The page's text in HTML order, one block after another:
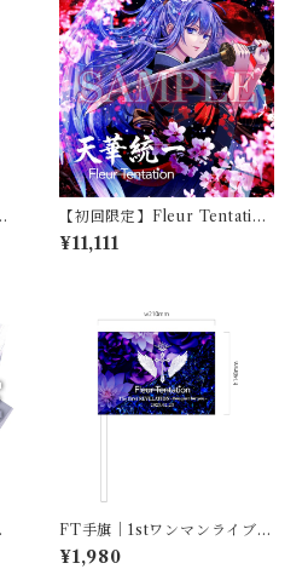
【初回限定】Fleur Tentation
1st Single『天華統一』【スペ
シャルセット】
¥11,111
FT手旗｜1stワンマンライブ記
念品
¥1,980